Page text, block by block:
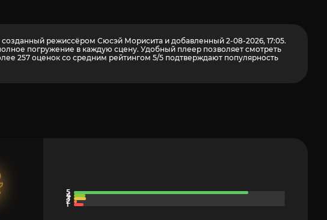
режиссёром Сюсэй Морисита и добавленный 2-08-2026, 17:05.
погружение в каждую сцену. Удобный плеер позволяет смотреть
257 оценок со средним рейтингом 5/5 подтверждают популярность